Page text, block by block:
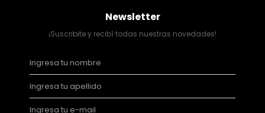
Newsletter
¡Suscribite y recibí todas nuestras novedades!